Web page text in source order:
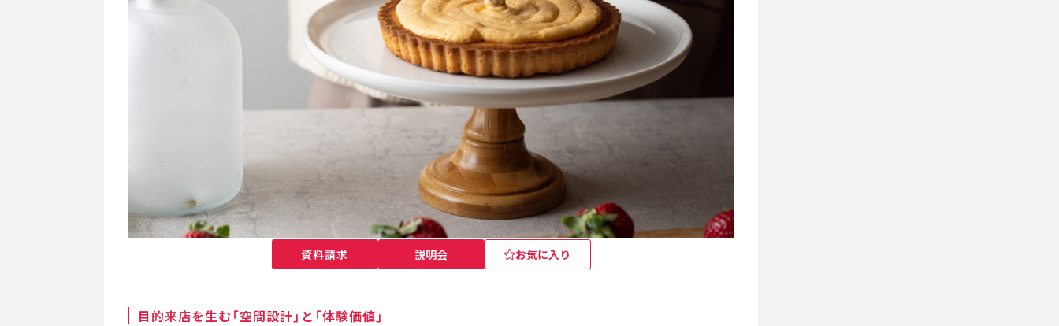
資料請求 説明会 お気に入り
目的来店を生む「空間設計」と「体験価値」